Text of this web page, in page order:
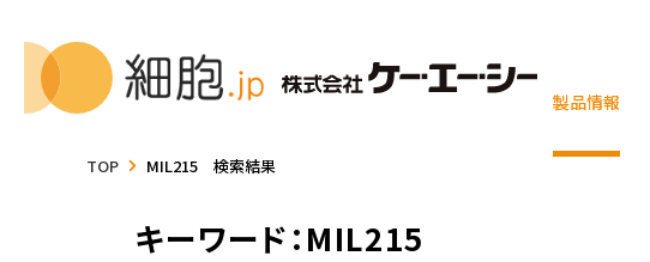
製品情報
TOP MIL215 検索結果
キーワード：MIL215